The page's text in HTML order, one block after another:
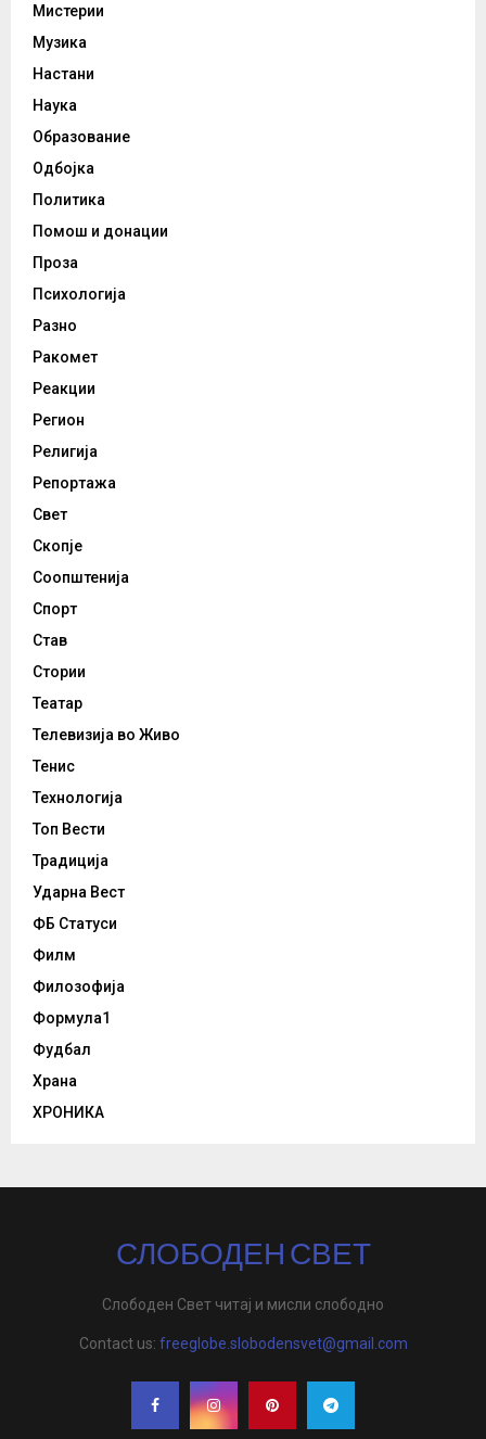
Мистерии
Музика
Настани
Наука
Образование
Одбојка
Политика
Помош и донации
Проза
Психологија
Разно
Ракомет
Реакции
Регион
Религија
Репортажа
Свет
Скопје
Соопштенија
Спорт
Став
Стории
Театар
Телевизија во Живо
Тенис
Технологија
Топ Вести
Традиција
Ударна Вест
ФБ Статуси
Филм
Филозофија
Формула1
Фудбал
Храна
ХРОНИКА
СЛОБОДЕН СВЕТ
Слободен Свет читај и мисли слободно
Contact us: freeglobe.slobodensvet@gmail.com